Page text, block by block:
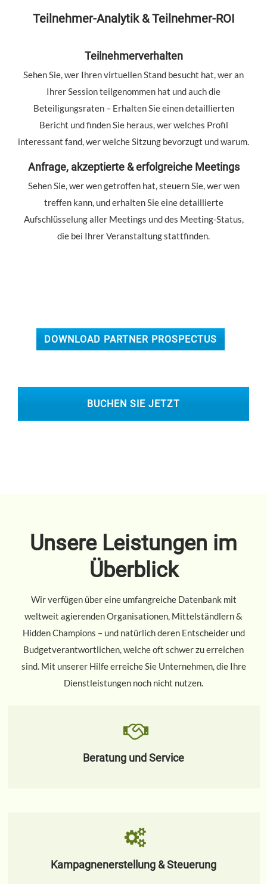
Teilnehmer-Analytik & Teilnehmer-ROI
Teilnehmerverhalten
Sehen Sie, wer Ihren virtuellen Stand besucht hat, wer an
Ihrer Session teilgenommen hat und auch die
Beteiligungsraten – Erhalten Sie einen detaillierten
Bericht und finden Sie heraus, wer welches Profil
interessant fand, wer welche Sitzung bevorzugt und warum.
Anfrage, akzeptierte & erfolgreiche Meetings
Sehen Sie, wer wen getroffen hat, steuern Sie, wer wen
treffen kann, und erhalten Sie eine detaillierte
Aufschlüsselung aller Meetings und des Meeting-Status,
die bei Ihrer Veranstaltung stattfinden.
DOWNLOAD PARTNER PROSPECTUS
BUCHEN SIE JETZT
Unsere Leistungen im
Überblick
Wir verfügen über eine umfangreiche Datenbank mit
weltweit agierenden Organisationen, Mittelständlern &
Hidden Champions – und natürlich deren Entscheider und
Budgetverantwortlichen, welche oft schwer zu erreichen
sind. Mit unserer Hilfe erreiche Sie Unternehmen, die Ihre
Dienstleistungen noch nicht nutzen.
Beratung und Service
Kampagnenerstellung & Steuerung